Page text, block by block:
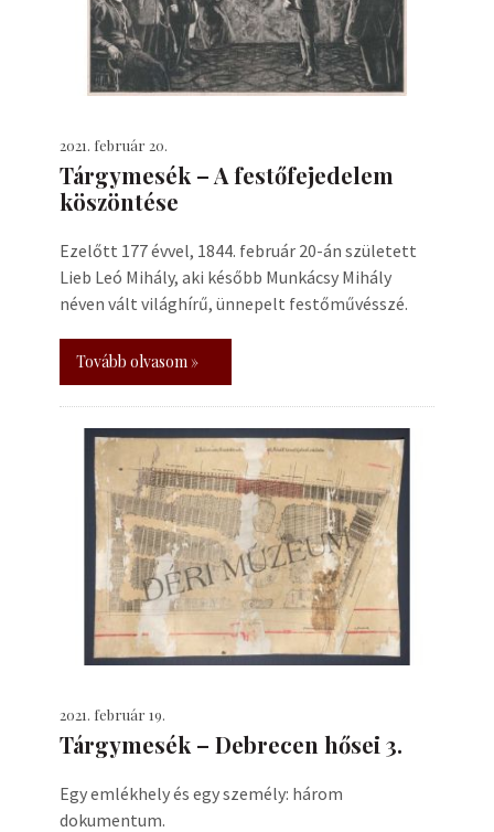
2021. február 20.
Tárgymesék – A festőfejedelem
köszöntése
Ezelőtt 177 évvel, 1844. február 20-án született
Lieb Leó Mihály, aki később Munkácsy Mihály
néven vált világhírű, ünnepelt festőművésszé.
Tovább olvasom »
2021. február 19.
Tárgymesék – Debrecen hősei 3.
Egy emlékhely és egy személy: három
dokumentum.